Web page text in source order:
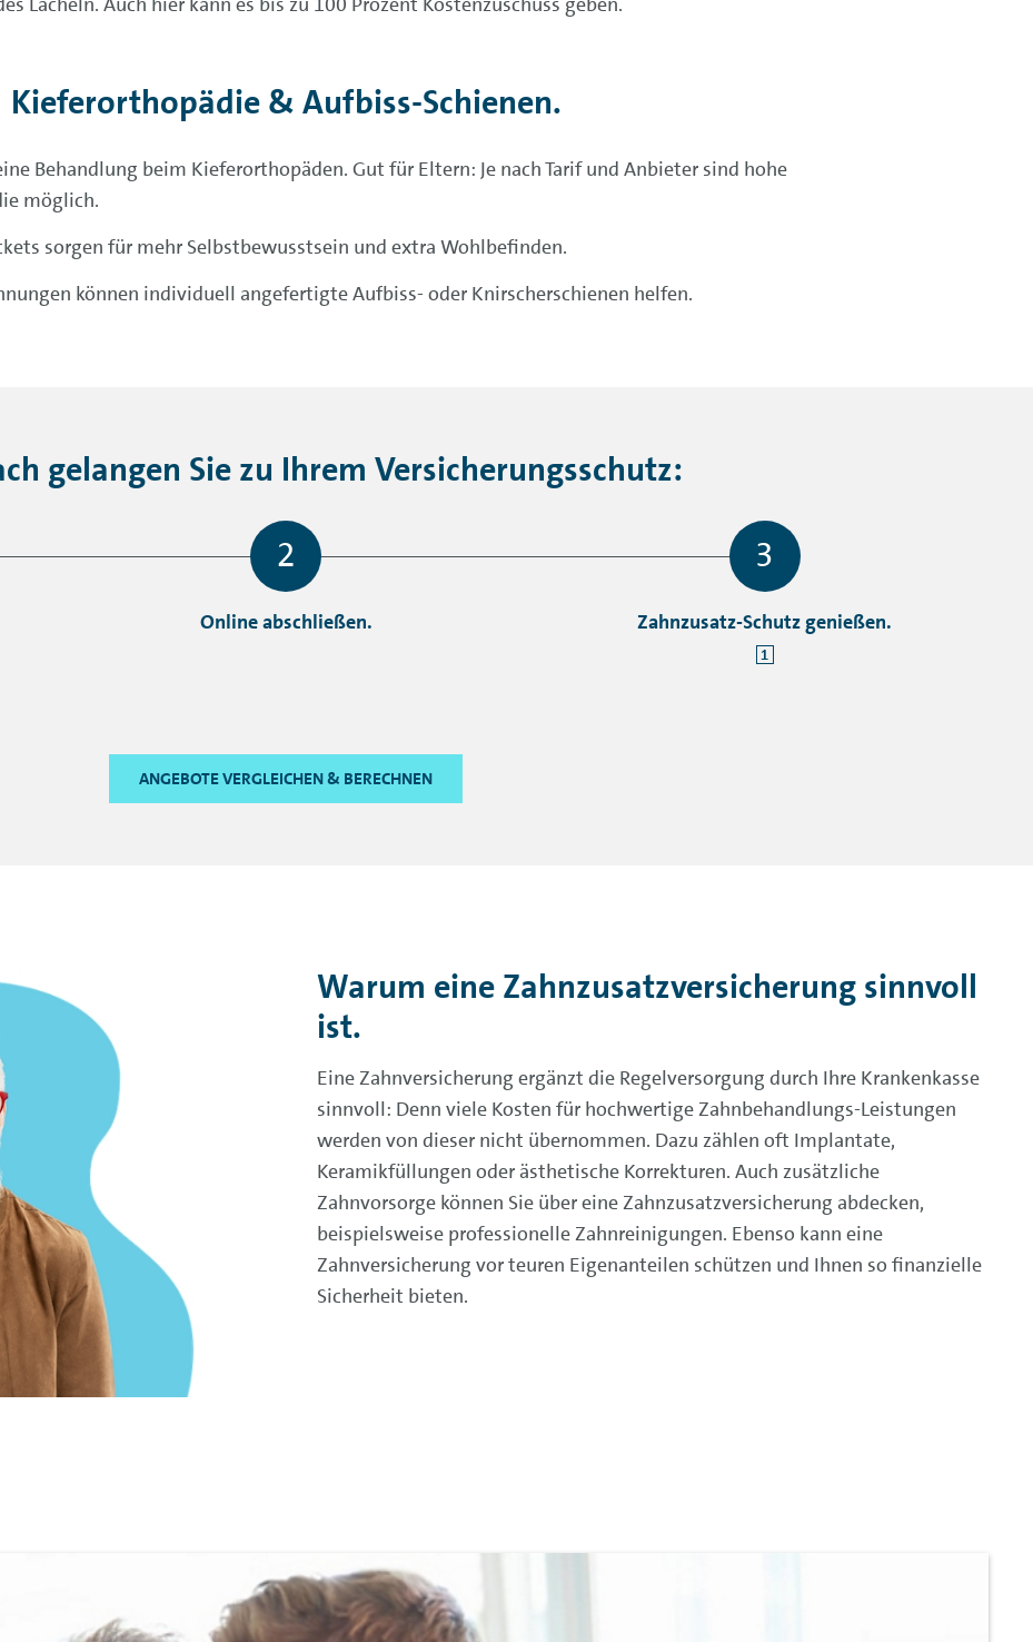
Kieferorthopädie & Aufbiss-Schienen.
Behandlung beim Kiefer­ortho­päden. Gut für Eltern: Je nach Tarif und Anbieter sind hohe
möglich.
sorgen für mehr Selbst­bewusstsein und extra Wohl­befinden.
können individuell angefertigte Aufbiss- oder Knirscherschienen helfen.
gelangen Sie zu Ihrem Versicherungsschutz:
Online abschließen. Zahnzusatz-Schutz genießen.
1
ANGEBOTE VERGLEICHEN & BERECHNEN
Warum eine Zahnzusatzversicherung sinnvoll
ist.
Eine Zahnversicherung ergänzt die Regelversorgung durch Ihre Krankenkasse
sinnvoll: Denn viele Kosten für hochwertige Zahnbehandlungs-Leistungen
werden von dieser nicht übernommen. Dazu zählen oft Implantate,
Keramikfüllungen oder ästhetische Korrekturen. Auch zusätzliche
Zahnvorsorge können Sie über eine Zahnzusatzversicherung abdecken,
beispielsweise professionelle Zahnreinigungen. Ebenso kann eine
Zahnversicherung vor teuren Eigenanteilen schützen und Ihnen so finanzielle
Sicherheit bieten.